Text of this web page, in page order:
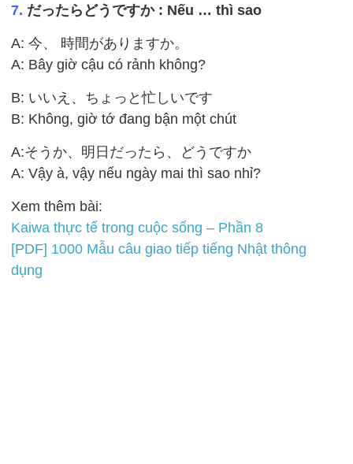
7. だったらどうですか : Nếu … thì sao
A: 今、 時間がありますか。
A: Bây giờ cậu có rảnh không?
B: いいえ、ちょっと忙しいです
B: Không, giờ tớ đang bận một chút
A:そうか、明日だったら、どうですか
A: Vậy à, vậy nếu ngày mai thì sao nhỉ?
Xem thêm bài:
Kaiwa thực tế trong cuộc sống – Phần 8
[PDF] 1000 Mẫu câu giao tiếp tiếng Nhật thông
dụng